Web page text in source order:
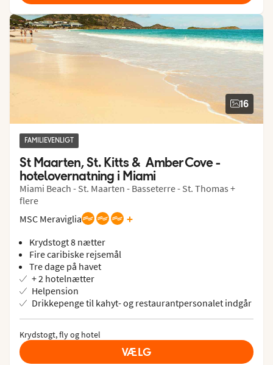
16
FAMILIEVENLIGT
St Maarten, St. Kitts &  Amber Cove -
hotelovernatning i Miami
Miami Beach - St. Maarten - Basseterre - St. Thomas +
flere
MSC Meraviglia
+
Krydstogt 8 nætter
Fire caribiske rejsemål
Tre dage på havet
+ 2 hotelnætter
Helpension
Drikkepenge til kahyt- og restaurantpersonalet indgår
Krydstogt, fly og hotel
VÆLG